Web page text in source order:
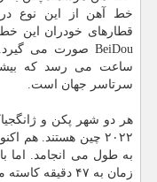
خط آهن از این نوع
قطارهای خودران این
ساعت می رسد که
سرتاسر جهان است.
هر دو شهر پکن و
۲۰۲۲ چین هستند.
به طول می انجامد. اما
زمان به ۴۷ دقیقه کاسته می شود.